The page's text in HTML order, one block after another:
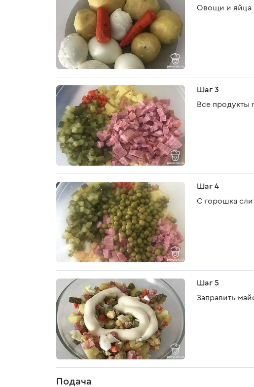
Овощи и яйца
Шаг 3
Все продукты
Шаг 4
С горошка
Шаг 5
Заправить
Подача